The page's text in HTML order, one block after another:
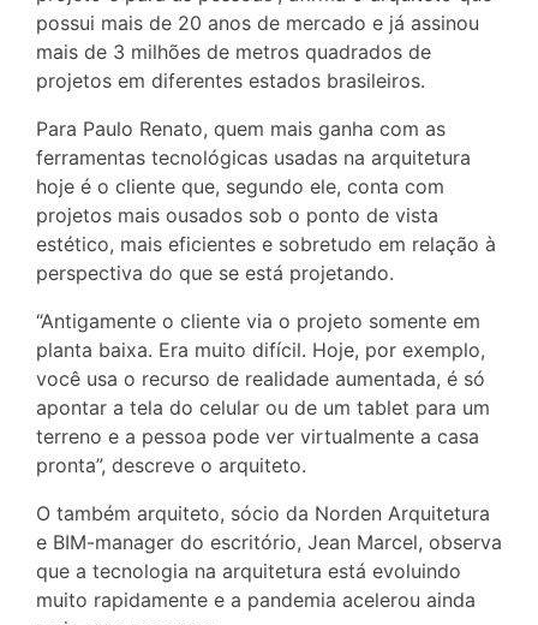
possui mais de 20 anos de mercado e já assinou
mais de 3 milhões de metros quadrados de
projetos em diferentes estados brasileiros.
Para Paulo Renato, quem mais ganha com as
ferramentas tecnológicas usadas na arquitetura
hoje é o cliente que, segundo ele, conta com
projetos mais ousados sob o ponto de vista
estético, mais eficientes e sobretudo em relação à
perspectiva do que se está projetando.
“Antigamente o cliente via o projeto somente em
planta baixa. Era muito difícil. Hoje, por exemplo,
você usa o recurso de realidade aumentada, é só
apontar a tela do celular ou de um tablet para um
terreno e a pessoa pode ver virtualmente a casa
pronta”, descreve o arquiteto.
O também arquiteto, sócio da Norden Arquitetura
e BIM-manager do escritório, Jean Marcel, observa
que a tecnologia na arquitetura está evoluindo
muito rapidamente e a pandemia acelerou ainda